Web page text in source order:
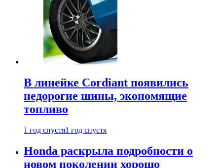
В линейке Cordiant появились
недорогие шины, экономящие
топливо
1 год спустя1 год спустя
Honda раскрыла подробности о
новом поколении хорошо